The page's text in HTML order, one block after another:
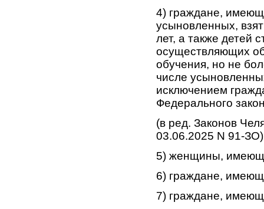
4) граждане,
усыновленных,
лет, а также детей
осуществляющих
обучения, но не
числе
исключением
Федерального
(в ред. Законов
03.06.2025 N 91-ЗО)
5) женщины,
6) граждане,
7) граждане,